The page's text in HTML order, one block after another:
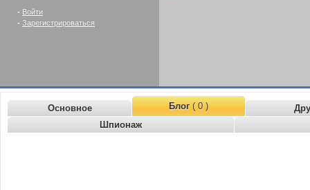
- Войти
- Зарегистрироваться
Основное Блог( 0 )
Шпионаж